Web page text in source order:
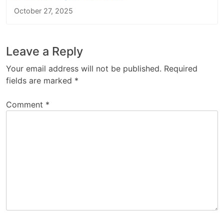
October 27, 2025
Leave a Reply
Your email address will not be published. Required
fields are marked *
Comment *